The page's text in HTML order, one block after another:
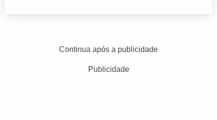
Continua após a publicidade
Publicidade